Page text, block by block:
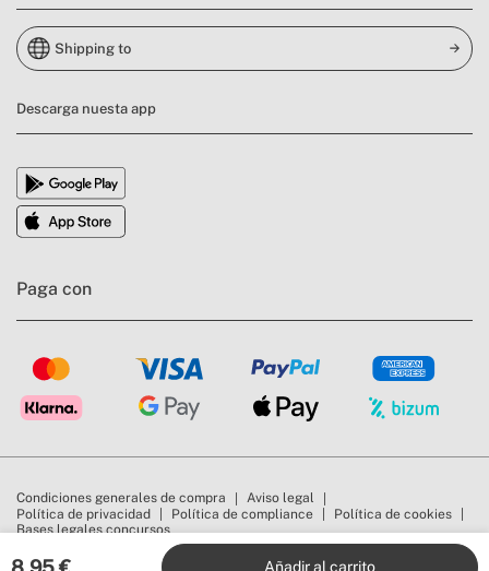
Añadir al carrito
Shipping to
Descarga nuesta app
Paga con
Condiciones generales de compra
Aviso legal
Política de privacidad
Política de compliance
Política de cookies
Bases legales concursos
Todos los derechos reservados © 2026 | CREATE | WOODS & GO DESIGN, S.L.
CIF: B98944986. Poligono 4. 46722. Beniarjó (Valencia). RII-PYA: 1956. RII-AEE: